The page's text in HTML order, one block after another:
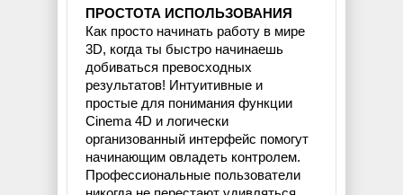
ПРОСТОТА ИСПОЛЬЗОВАНИЯ
Как просто начинать работу в мире
3D, когда ты быстро начинаешь
добиваться превосходных
результатов! Интуитивные и
простые для понимания функции
Cinema 4D и логически
организованный интерфейс помогут
начинающим овладеть контролем.
Профессиональные пользователи